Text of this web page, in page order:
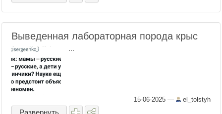
Выведенная лабораторная порода крыс
15-06-2025 — el_tolstyh
Развернуть